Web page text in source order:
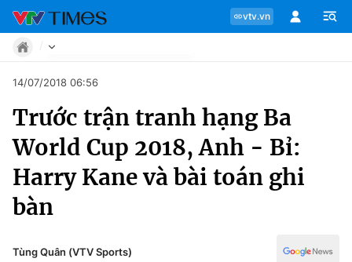
vtv.vn
Chuyên mục
Tin tức
Move
Phong cách
Move
Phong cách
Chân dung
Sự kiện
Bóng đá
Thể thao điện tử
Các môn khác
Bên lề
14/07/2018 06:56
Trước trận tranh hạng Ba
World Cup 2018, Anh - Bỉ:
Harry Kane và bài toán ghi
bàn
Tùng Quân (VTV Sports)